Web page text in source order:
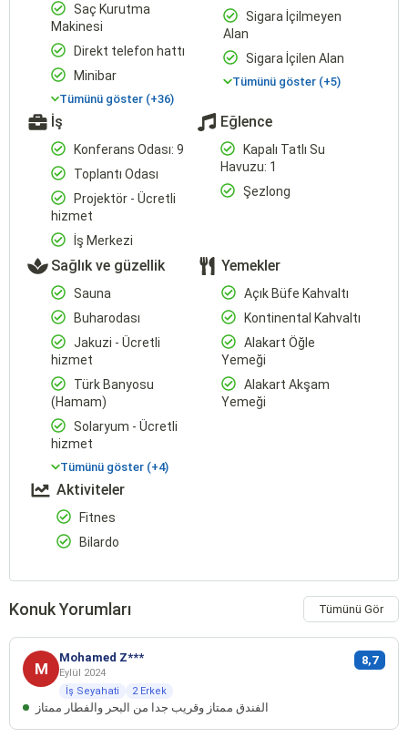
Saç Kurutma
Makinesi
Direkt telefon hattı
Minibar
Tümünü göster (+36)
Sigara İçilmeyen
Alan
Sigara İçilen Alan
Tümünü göster (+5)
İş
Konferans Odası: 9
Toplantı Odası
Projektör - Ücretli
hizmet
İş Merkezi
Eğlence
Kapalı Tatlı Su
Havuzu: 1
Şezlong
Sağlık ve güzellik
Sauna
Buharodası
Jakuzi - Ücretli
hizmet
Türk Banyosu
(Hamam)
Solaryum - Ücretli
hizmet
Tümünü göster (+4)
Yemekler
Açık Büfe Kahvaltı
Kontinental Kahvaltı
Alakart Öğle
Yemeği
Alakart Akşam
Yemeği
Aktiviteler
Fitnes
Bilardo
Konuk Yorumları Tümünü Gör
M
Mohamed Z***
Eylül 2024
İş Seyahati
2 Erkek
8,7
الفندق ممتاز وقريب جدا من البحر والفطار ممتاز